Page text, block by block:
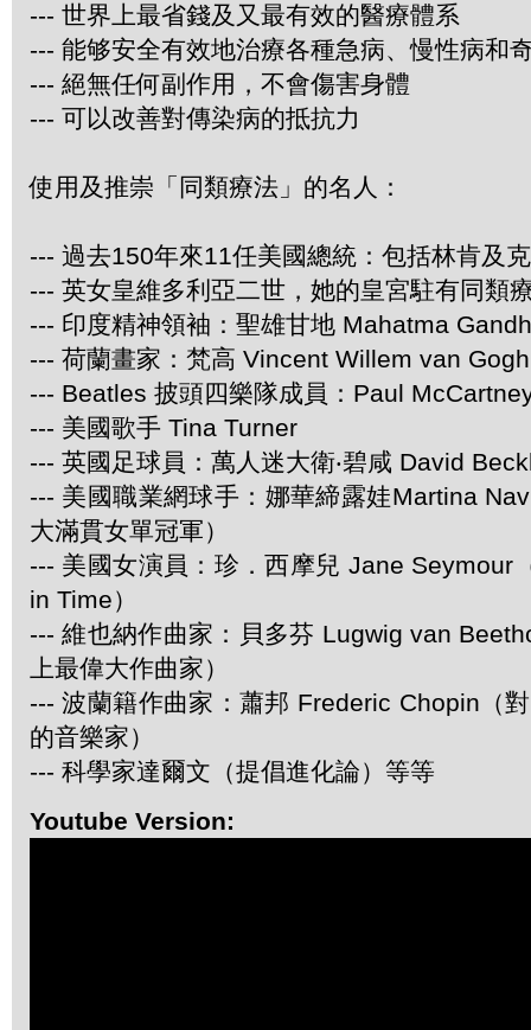
--- 世界上最省錢及又最有效的醫療體系
--- 能够安全有效地治療各種急病、慢性病和
--- 絕無任何副作用，不會傷害身體
--- 可以改善對傳染病的抵抗力
使用及推崇「同類療法」的名人：
--- 過去150年來11任美國總統：包括林肯及
--- 英女皇維多利亞二世，她的皇宮駐有同類
--- 印度精神領袖：聖雄甘地 Mahatma
--- 荷蘭畫家：梵高 Vincent Willem van Gogh
--- Beatles 披頭四樂隊成員：Paul
--- 美國歌手 Tina Turner
--- 英國足球員：萬人迷大衛‧碧咸 David
--- 美國職業網球手：娜華締露娃Martina
大滿貫女單冠軍）
--- 美國女演員：珍．西摩兒 Jane Seymour
in Time）
--- 維也納作曲家：貝多芬 Lugwig van
上最偉大作曲家）
--- 波蘭籍作曲家：蕭邦 Frederic Chopin（
的音樂家）
--- 科學家達爾文（提倡進化論）等等
Youtube Version: